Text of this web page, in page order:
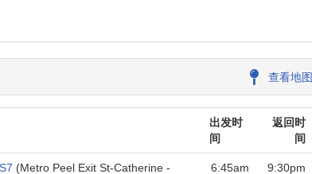
查看地图
出发时
间
返回时
间
(Metro Peel Exit St-Catherine - 6:45am 9:30pm